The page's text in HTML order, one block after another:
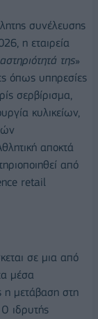
συνέλευσης
η εταιρεία
της»
όπως υπηρεσίες
σερβίρισμα,
κυλικείων,
αποκτά
από
retail
σε μια από
μέσα
η μετάβαση στη
ιδρυτής